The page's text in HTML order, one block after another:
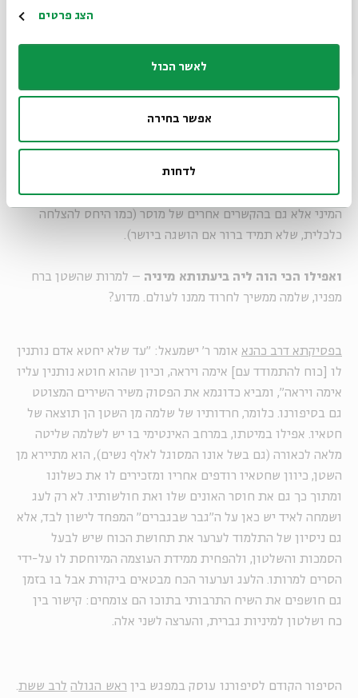
הצג פרטים
לאשר הכול
אפשר בחירה
לדחות
לבוש או קערת אוכל (מטאפורה לאבר המין הנשי וליחסי מין
בכלל), יש בכך גם רמז למה שנותר מגבריותו. מחד גיסא מובעת
כאן הערכה לאונו המיני של המלך, אך מאידך גיסא מוטחת ביקורת
תרבות: אנו מבקרים את חוסר המוסריות שלהם אך בו בזמן
מעריכים (לפעמים אפילו מעריצים) את כוחם, המתבטא גם
ב"כיבושיהם" המיניים. מסר כפול זה קיים לא רק בתחום המוסר
המיני אלא גם בהקשרים אחרים של מוסר (כמו היחס להצלחה
כלכלית, שלא תמיד ברור אם הושגה ביושר).
ואפילו הכי הוה ליה ביעתותא מיניה – למרות שהשטן ברח
מפניו, שלמה ממשיך לחרוד ממנו לעולם. מדוע?
בפסיקתא דרב כהנא אומר ר' ישמעאל: "עד שלא יחטא אדם נותנין
לו [כוח להתמודד עם] אימה ויראה, וכיון שהוא חוטא נותנין עליו
אימה ויראה", ומביא כדוגמא את הפסוק משיר השירים המצוטט
גם בסיפורנו. כלומר, חרדותיו של שלמה מן השטן הן תוצאה של
חטאיו. אפילו במיטתו, במרחב האינטימי בו יש לשלמה שליטה
מלאה לכאורה (גם בשל אונו המסוגל לאלף נשים), הוא מתיירא מן
השטן, כיוון שחטאיו רודפים אחריו ומזכירים לו את כשלונו
ומתוך כך גם את חוסר האונים שלו ואת חולשותיו. לא רק לעג
ושמחה לאיד יש כאן על ה"גבר שבגברים" המפחד לישון לבד, אלא
גם ניסיון של התלמוד לערער את תחושת הכוח שיש לבעל
הסמכות והשלטון, ולהפחית ממידת העוצמה המיוחסת לו על-ידי
הסרים למרותו. הלעג וערעור הכח מבטאים ביקורת אבל בו בזמן
גם חושפים את השיח התרבותי בתוכו הם צומחים: קישור בין
כח ושלטון למיניות גברית, והערצה לשני אלה.
הסיפור הקודם לסיפורנו עוסק במפגש בין ראש הגולה לרב ששת